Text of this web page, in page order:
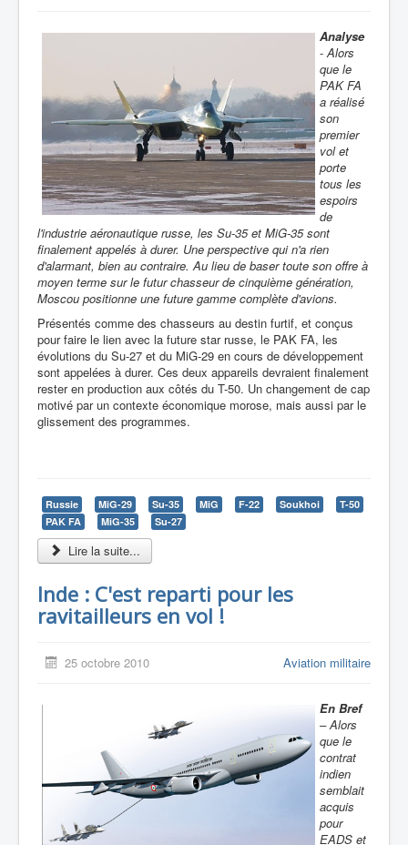
Analyse
-Alors
que le
PAK FA
a réalisé
son
premier
vol et
porte
tous les
espoirs
de
l'industrie aéronautique russe, les Su-35 et MiG-35 sont
finalement appelés à durer. Une perspective qui n'a rien
d'alarmant, bien au contraire. Au lieu de baser toute son offre à
moyen terme sur le futur chasseur de cinquième génération,
Moscou positionne une future gamme complète d'avions.
Présentés comme des chasseurs au destin furtif, et conçus
pour faire le lien avec la future star russe, le PAK FA, les
évolutions du Su-27 et du MiG-29 en cours de développement
sont appelées à durer. Ces deux appareils devraient finalement
rester en production aux côtés du T-50. Un changement de cap
motivé par un contexte économique morose, mais aussi par le
glissement des programmes.
Russie MiG-29 Su-35 MiG F-22 Soukhoi
T-50
PAK FA
MiG-35 Su-27
Lire la suite...
Inde : C'est reparti pour les
ravitailleurs en vol !
25 octobre 2010 Aviation militaire
En Bref
– Alors
que le
contrat
indien
semblait
acquis
pour
EADS et